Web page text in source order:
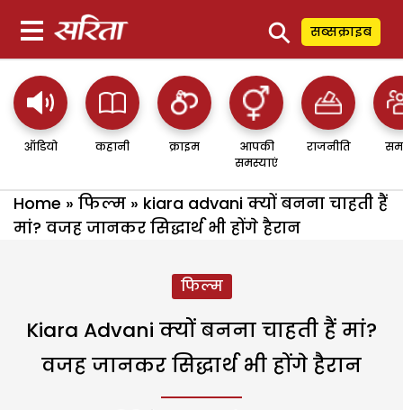
⚲ सब्सक्राइब
ऑडियो कहानी क्राइम
आपकी
समस्याएं
राजनीति
Home » फिल्म » kiara advani क्यों बनना चाहती हैं
मां? वजह जानकर सिद्धार्थ भी होंगे हैरान
फिल्म
Kiara Advani क्यों बनना चाहती हैं मां?
वजह जानकर सिद्धार्थ भी होंगे हैरान